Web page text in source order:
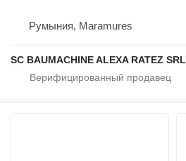
Румыния, Maramures
SC BAUMACHINE ALEXA RATEZ SRL